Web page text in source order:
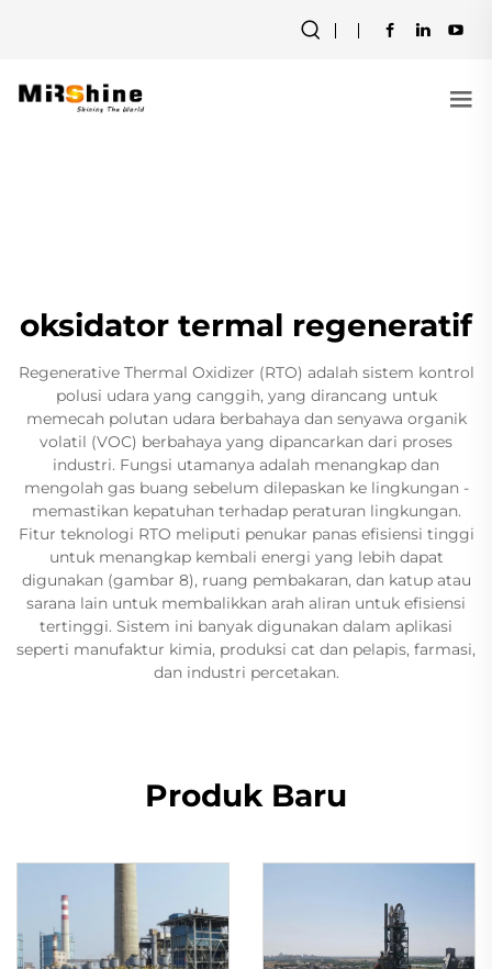
oksidator termal regeneratif
Regenerative Thermal Oxidizer (RTO) adalah sistem kontrol
polusi udara yang canggih, yang dirancang untuk
memecah polutan udara berbahaya dan senyawa organik
volatil (VOC) berbahaya yang dipancarkan dari proses
industri. Fungsi utamanya adalah menangkap dan
mengolah gas buang sebelum dilepaskan ke lingkungan -
memastikan kepatuhan terhadap peraturan lingkungan.
Fitur teknologi RTO meliputi penukar panas efisiensi tinggi
untuk menangkap kembali energi yang lebih dapat
digunakan (gambar 8), ruang pembakaran, dan katup atau
sarana lain untuk membalikkan arah aliran untuk efisiensi
tertinggi. Sistem ini banyak digunakan dalam aplikasi
seperti manufaktur kimia, produksi cat dan pelapis, farmasi,
dan industri percetakan.
Produk Baru